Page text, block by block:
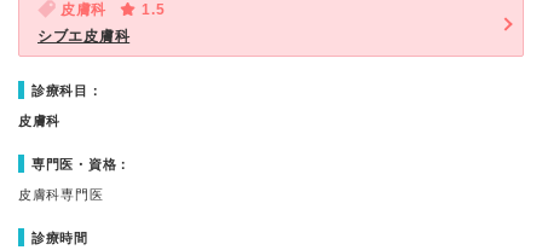
皮膚科
1.5
シブエ皮膚科
診療科目：
皮膚科
専門医・資格：
皮膚科専門医
診療時間